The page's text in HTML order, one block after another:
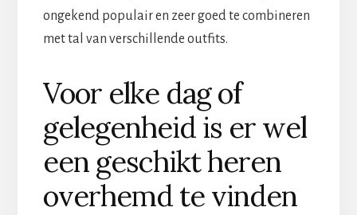
ongekend populair en zeer goed te combineren
met tal van verschillende outfits.
Voor elke dag of
gelegenheid is er wel
een geschikt heren
overhemd te vinden